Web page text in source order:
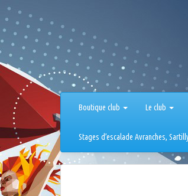
Aller
au
contenu
Boutique club Le club
Stages d’escalade Avranches,